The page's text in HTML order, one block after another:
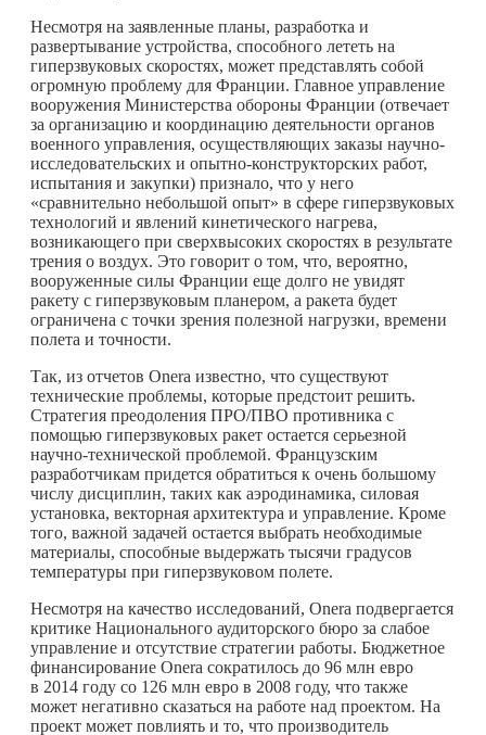
Несмотря на заявленные планы, разработка и
развертывание устройства, способного лететь на
гиперзвуковых скоростях, может представлять собой
огромную проблему для Франции. Главное управление
вооружения Министерства обороны Франции (отвечает
за организацию и координацию деятельности органов
военного управления, осуществляющих заказы научно-
исследовательских и опытно-конструкторских работ,
испытания и закупки) признало, что у него
«сравнительно небольшой опыт» в сфере гиперзвуковых
технологий и явлений кинетического нагрева,
возникающего при сверхвысоких скоростях в результате
трения о воздух. Это говорит о том, что, вероятно,
вооруженные силы Франции еще долго не увидят
ракету с гиперзвуковым планером, а ракета будет
ограничена с точки зрения полезной нагрузки, времени
полета и точности.
Так, из отчетов Onera известно, что существуют
технические проблемы, которые предстоит решить.
Стратегия преодоления ПРО/ПВО противника с
помощью гиперзвуковых ракет остается серьезной
научно-технической проблемой. Французским
разработчикам придется обратиться к очень большому
числу дисциплин, таких как аэродинамика, силовая
установка, векторная архитектура и управление. Кроме
того, важной задачей остается выбрать необходимые
материалы, способные выдержать тысячи градусов
температуры при гиперзвуковом полете.
Несмотря на качество исследований, Onera подвергается
критике Национального аудиторского бюро за слабое
управление и отсутствие стратегии работы. Бюджетное
финансирование Onera сократилось до 96 млн евро
в 2014 году со 126 млн евро в 2008 году, что также
может негативно сказаться на работе над проектом. На
проект может повлиять и то, что производитель